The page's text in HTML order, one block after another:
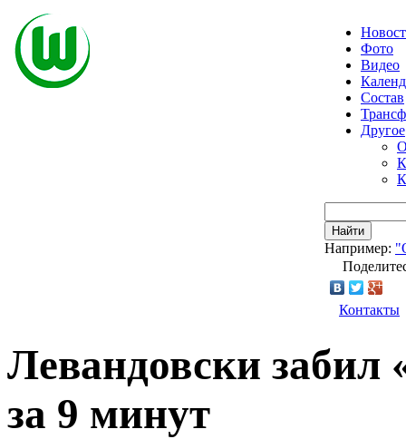
Фото
Видео
Состав
Другое
Найти
Например:
Контакты
Левандовски забил
за 9 минут